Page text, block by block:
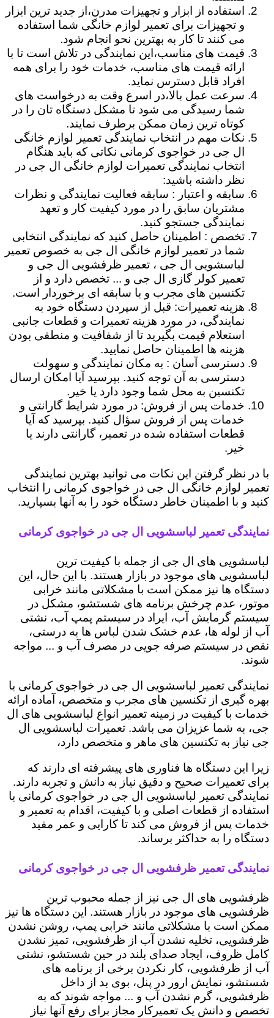
استفاده از ابزار و تجهیزات مدرن،از جدید ترین ابزار
و تجهیزات برای تعمیر لوازم خانگی شما استفاده
می کنند تا کار به بهترین نحو انجام شود.
قیمت های مناسب،این نمایندگی در تلاش است تا با
ارائه قیمت های مناسب، خدمات خود را برای همه
افراد قابل دسترس نماید.
سرعت عمل بالا،در اسرع وقت به درخواست های
شما رسیدگی می شود تا مشکل دستگاه تان را در
کوتاه ترین زمان ممکن برطرف نمایند.
نکات مهم در انتخاب نمایندگی تعمیر لوازم خانگی
ال جی در خواجوی کرمانی نکاتی که باید هنگام
انتخاب نمایندگی تعمیرات لوازم خانگی ال جی در
نظر داشته باشید:
سابقه و اعتبار : سابقه فعالیت نمایندگی و نظرات
مشتریان سابق را در مورد کیفیت کار و تعهد
نمایندگی جستجو کنید.
تخصص : اطمینان حاصل کنید که نمایندگی انتخابی
شما در تعمیر لوازم خانگی ال جی به خصوص تعمیر
لباسشویی ال جی ، تعمیر ظرفشویی ال جی و
تعمیر کولر گازی ال جی و ... تخصص دارد و از
تکنسین های مجرب و با سابقه ای برخوردار است.
هزینه تعمیرات: قبل از سپردن دستگاه خود به
نمایندگی، در مورد هزینه تعمیرات و قطعات جانبی
استعلام قیمت بگیرید تا از شفافیت و منطقی بودن
هزینه ها اطمینان حاصل نمایید.
دسترسی آسان : به مکان نمایندگی و سهولت
دسترسی به آن توجه کنید. بپرسید آیا امکان ارسال
تکنسین به محل شما وجود دارد یا خیر.
خدمات پس از فروش: در مورد شرایط گارانتی و
خدمات پس از فروش سؤال کنید. بپرسید که آیا
قطعات استفاده شده در تعمیر، گارانتی دارند یا
خیر.
با در نظر گرفتن این نکات می توانید بهترین نمایندگی
تعمیر لوازم خانگی ال جی در خواجوی کرمانی را انتخاب
کنید و با اطمینان خاطر دستگاه خود را به آنها بسپارید.
نمایندگی تعمیر لباسشویی ال جی در خواجوی کرمانی
لباسشویی های ال جی از جمله با کیفیت ترین
لباسشویی های موجود در بازار هستند. با این حال، این
دستگاه ها نیز ممکن است با مشکلاتی مانند خرابی
موتور، عدم چرخش برنامه های شستشو، مشکل در
سیستم گرمایش آب، ایراد در سیستم پمپ آب، نشتی
آب از لوله ها، عدم خشک شدن لباس ها به درستی،
نقص در سیستم صرفه جویی در مصرف آب و ... مواجه
شوند.
نمایندگی تعمیر لباسشویی ال جی در خواجوی کرمانی با
بهره گیری از تکنسین های مجرب و متخصص، آماده ارائه
خدمات با کیفیت در زمینه تعمیر انواع لباسشویی های ال
جی، به شما عزیزان می باشد. تعمیرات لباسشویی ال
جی نیاز به تکنسین های ماهر و متخصص دارد،
زیرا این دستگاه ها فناوری های پیشرفته ای دارند که
برای تعمیرات صحیح و دقیق نیاز به دانش و تجربه دارند.
نمایندگی تعمیر لباسشویی ال جی در خواجوی کرمانی با
استفاده از قطعات اصلی و با کیفیت، اقدام به تعمیر و
خدمات پس از فروش می کند تا کارایی و عمر مفید
دستگاه را به حداکثر برساند.
نمایندگی تعمیر ظرفشویی ال جی در خواجوی کرمانی
ظرفشویی های ال جی نیز از جمله محبوب ترین
ظرفشویی های موجود در بازار هستند. این دستگاه ها نیز
ممکن است با مشکلاتی مانند خرابی پمپ، روشن نشدن
ظرفشویی، تخلیه نشدن آب از ظرفشویی، تمیز نشدن
کامل ظروف، ایجاد صدای بلند در حین شستشو، نشتی
آب از ظرفشویی، کار نکردن برخی از برنامه های
شستشو، نمایش ارور در پنل، بوی بد از داخل
ظرفشویی، گرم نشدن آب و ... مواجه شوند که به
تخصص و دانش یک تعمیرکار مجاز برای رفع آنها نیاز